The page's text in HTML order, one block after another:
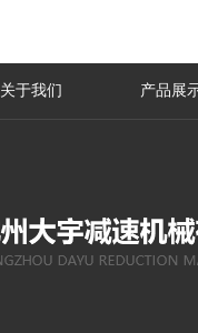
关于我们 产品展